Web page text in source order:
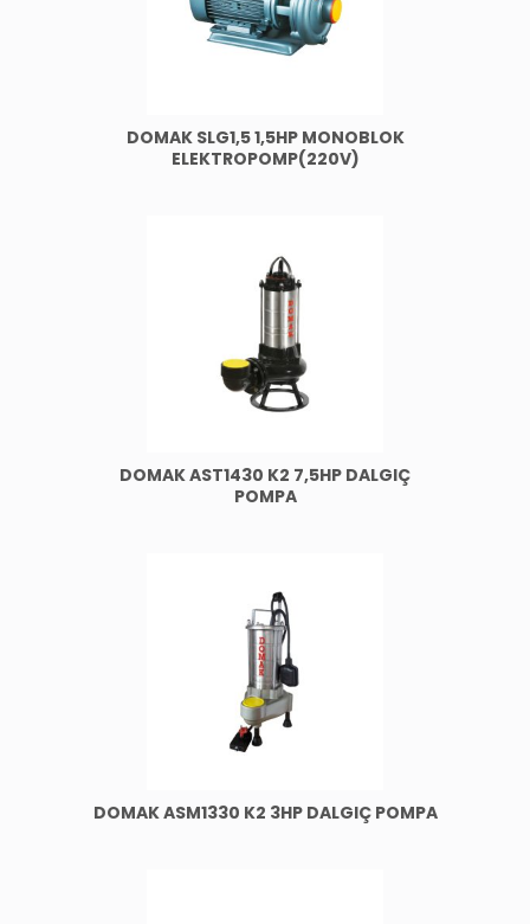
DOMAK SLG1,5 1,5HP MONOBLOK
ELEKTROPOMP(220V)
DOMAK AST1430 K2 7,5HP DALGIÇ
POMPA
DOMAK ASM1330 K2 3HP DALGIÇ POMPA